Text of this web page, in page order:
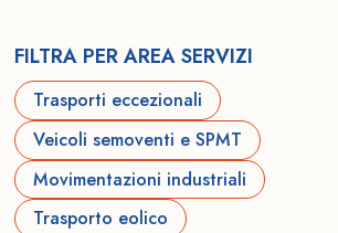
FILTRA PER AREA SERVIZI
Trasporti eccezionali
Veicoli semoventi e SPMT
Movimentazioni industriali
Trasporto eolico